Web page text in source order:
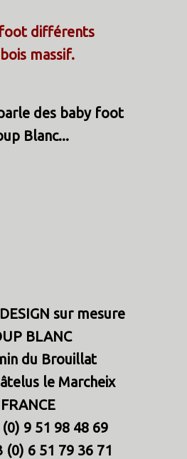
différents
massif.
des baby foot
Blanc...
sur mesure
BLANC
du Brouillat
le Marcheix
FRANCE
9 51 98 48 69
(0) 6 51 79 36 71